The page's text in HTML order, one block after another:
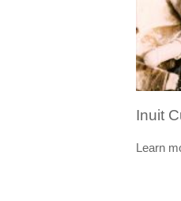
Inuit
Learn